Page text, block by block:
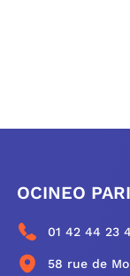
OCINEO
01 42 44 23
58 rue de